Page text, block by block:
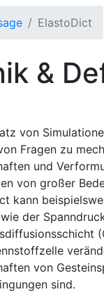
ElastoDict
&
von
Fragen zu
und
von großer
kann
der
von
sind.